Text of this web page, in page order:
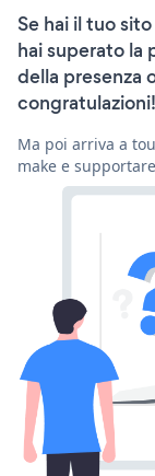
Se hai il tuo
hai superato la
della presenza
congratulazioni!
Ma poi arriva a
make e